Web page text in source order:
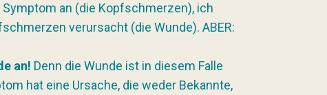
an (die Kopfschmerzen), ich
verursacht (die Wunde). ABER:
an! Denn die Wunde ist in diesem Falle
hat eine Ursache, die weder Bekannte,